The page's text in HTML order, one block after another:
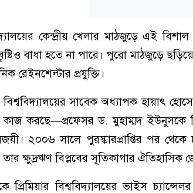
কেন্দ্রীয় খেলার মাঠজুড়ে এই
বাধা হতে না পারে। পুরো মাঠজুড়ে
রেইনশেল্টার প্রযুক্তি।
বিশ্ববিদ্যালয়ের সাবেক অধ্যাপক
করছে—প্রফেসর ড. মুহাম্মদ ইউনুসকে
২০০৬ সালে পুরস্কারপ্রাপ্তির পর
ক্ষুদ্রঋণ বিপ্লবের সূতিকাগার ঐতিহাসিক
প্রিমিয়ার বিশ্ববিদ্যালয়ের ভাইস